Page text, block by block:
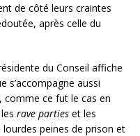
de côté leurs craintes
après celle du
du Conseil affiche
s’accompagne aussi
comme ce fut le cas en
rave parties et les
peines de prison et